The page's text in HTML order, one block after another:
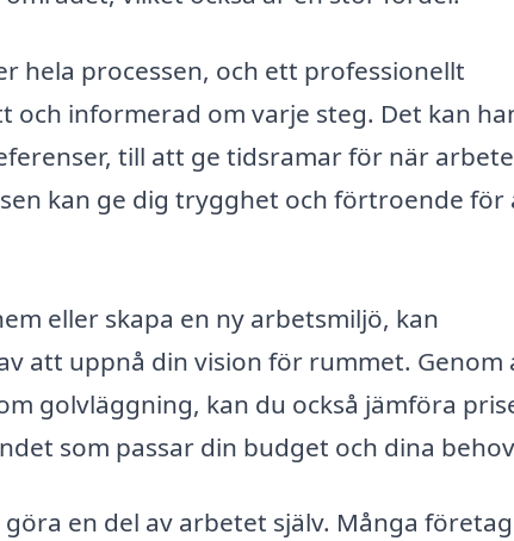
hela processen, och ett professionellt
informerad om varje steg. Det kan
till att ge tidsramar för när
kan ge dig trygghet och förtroende för
eller skapa en ny arbetsmiljö, kan
att uppnå din vision för rummet. Genom
golvläggning, kan du också jämföra
som passar din budget och dina
en del av arbetet själv. Många företag